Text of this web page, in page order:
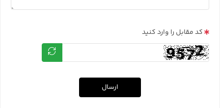
کد مقابل را وارد کنید
ارسال